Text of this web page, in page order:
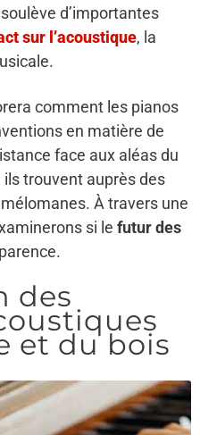
d’importantes
sur l’acoustique, la
comment les pianos
en matière de
face aux aléas du
trouvent auprès des
À travers une
si le futur des
des
et du bois